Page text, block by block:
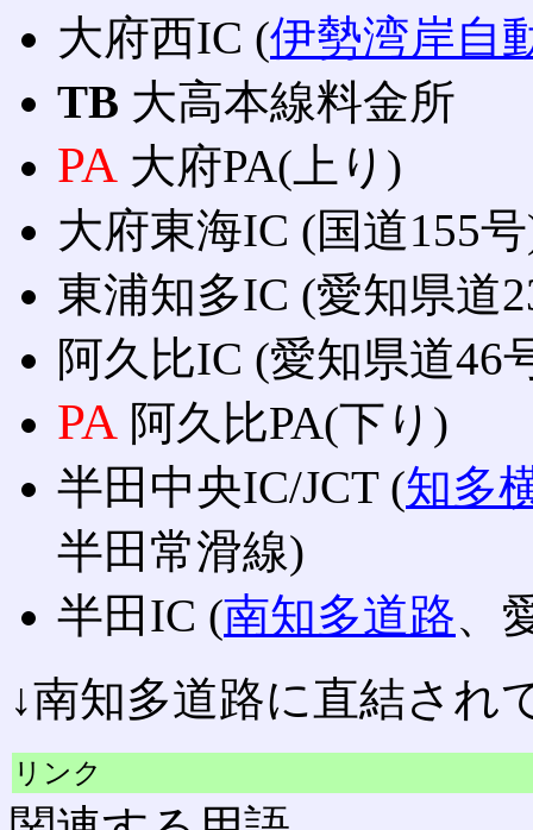
大府西IC (伊勢湾岸自
TB 大高本線料金所
PA 大府PA(上り)
大府東海IC (国道155
東浦知多IC (愛知県道
阿久比IC (愛知県道46
PA 阿久比PA(下り)
半田中央IC/JCT (知多
半田常滑線)
半田IC (南知多道路、
↓南知多道路に直結され
リンク